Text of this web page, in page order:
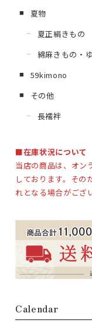
夏物
夏正絹きもの
綿麻きもの・
59kimono
その他
長襦袢
■在庫状況について
当店の商品は、オン
しております。その
れとなる場合がござ
Calendar